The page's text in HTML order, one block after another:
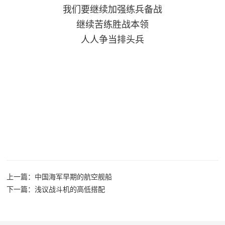
我们要继续加强练兵备战
继续苦练胜战本领
人人争当排头兵
上一篇：中国海军早期的航空舰船
下一篇：浅议战斗机的高低搭配